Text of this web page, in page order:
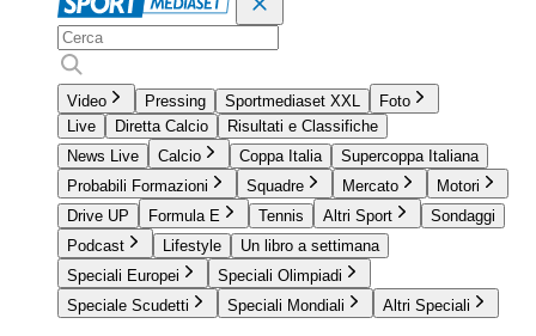
Video Pressing Sportmediaset XXL
Foto
Live
Diretta Calcio
Risultati e Classifiche
News Live
Calcio Coppa Italia
Supercoppa Italiana
Probabili Formazioni
Squadre Mercato
Motori
Drive UP
Formula E Tennis Altri Sport
Sondaggi
Podcast
Lifestyle
Un libro a settimana
Speciali Europei
Speciali Olimpiadi
Speciale Scudetti
Speciali Mondiali Altri Speciali